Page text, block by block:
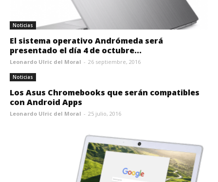
Noticias
El sistema operativo Andrómeda será
presentado el día 4 de octubre...
Leonardo Ulric del Moral - 26 septiembre, 2016
Noticias
Los Asus Chromebooks que serán compatibles
con Android Apps
Leonardo Ulric del Moral - 25 julio, 2016